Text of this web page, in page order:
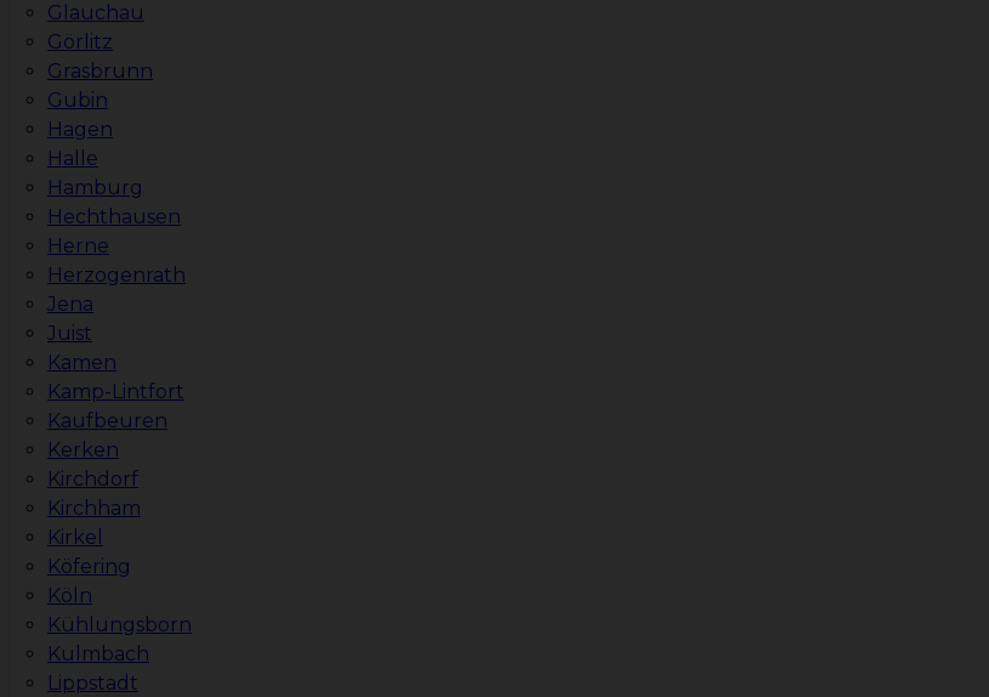
Glauchau
Görlitz
Grasbrunn
Gubin
Hagen
Halle
Hamburg
Hechthausen
Herne
Herzogenrath
Jena
Juist
Kamen
Kamp-Lintfort
Kaufbeuren
Kerken
Kirchdorf
Kirchham
Kirkel
Köfering
Köln
Kühlungsborn
Kulmbach
Lippstadt